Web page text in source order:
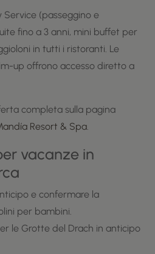
Service (passeggino e
fino a 3 anni, mini buffet per
in tutti i ristoranti. Le
up offrono accesso diretto a
completa sulla pagina
Resort & Spa.
vacanze in
e confermare la
per bambini.
le Grotte del Drach in anticipo